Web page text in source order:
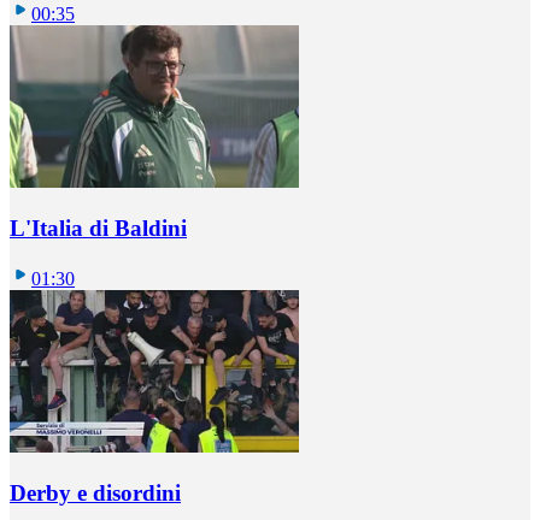
00:35
L'Italia di Baldini
01:30
Derby e disordini